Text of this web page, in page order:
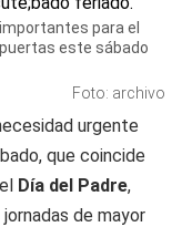
para el
este sábado
Foto: archivo
urgente
que coincide
Día del Padre,
de mayor